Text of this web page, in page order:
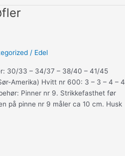
/ Edel
30/33 – 34/37 – 38/40 – 41/45
Amerika) Hvitt nr 600: 3 – 3 – 4 – 4
Pinner nr 9. Strikkefasthet før
på pinne nr 9 måler ca 10 cm. Husk